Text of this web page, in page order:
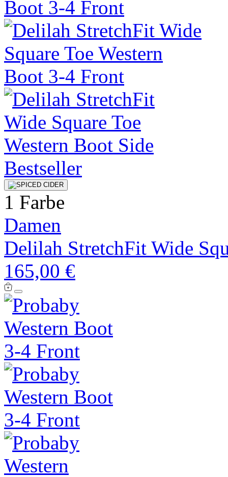
Bestseller
1 Farbe
Damen
Delilah StretchFit Wide
165,00 €